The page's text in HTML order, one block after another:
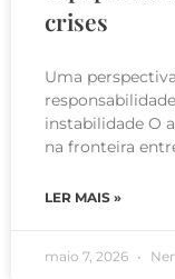
crises
Uma
instabilidade O
na fronteira
LER MAIS »
maio 7, 2026